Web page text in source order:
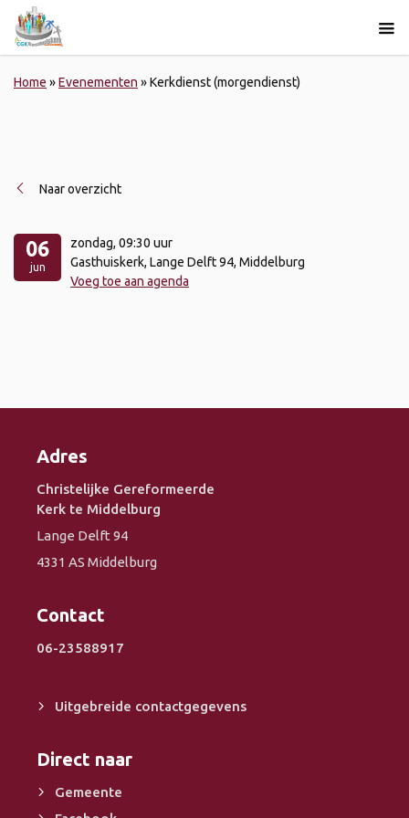
Home »Evenementen »Kerkdienst (morgendienst)
Naar overzicht
06
jun
zondag, 09:30 uur
Gasthuiskerk, Lange Delft 94, Middelburg
Voeg toe aan agenda
Adres
Christelijke Gereformeerde
Kerk te Middelburg
Lange Delft 94
4331 AS Middelburg
Contact
06-23588917
Uitgebreide contactgegevens
Direct naar
Gemeente